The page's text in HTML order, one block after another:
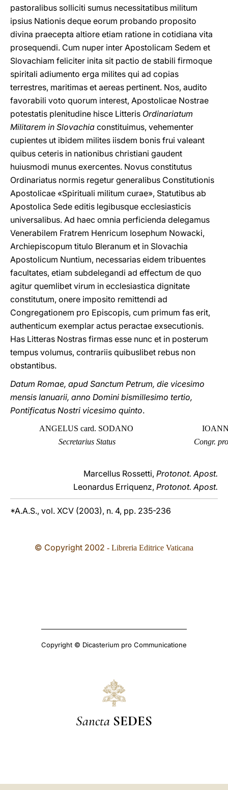
pastoralibus solliciti sumus necessitatibus militum
ipsius Nationis deque eorum probando proposito
divina praecepta altiore etiam ratione in cotidiana vita
prosequendi. Cum nuper inter Apostolicam Sedem et
Slovachiam feliciter inita sit pactio de stabili firmoque
spiritali adiumento erga milites qui ad copias
terrestres, maritimas et aereas pertinent. Nos, audito
favorabili voto quorum interest, Apostolicae Nostrae
potestatis plenitudine hisce Litteris Ordinariatum
Militarem in Slovachia constituimus, vehementer
cupientes ut ibidem milites iisdem bonis frui valeant
quibus ceteris in nationibus christiani gaudent
huiusmodi munus exercentes. Novus constitutus
Ordinariatus normis regetur generalibus Constitutionis
Apostolicae «Spirituali militum curae», Statutibus ab
Apostolica Sede editis legibusque ecclesiasticis
universalibus. Ad haec omnia perficienda delegamus
Venerabilem Fratrem Henricum Iosephum Nowacki,
Archiepiscopum titulo Bleranum et in Slovachia
Apostolicum Nuntium, necessarias eidem tribuentes
facultates, etiam subdelegandi ad effectum de quo
agitur quemlibet virum in ecclesiastica dignitate
constitutum, onere imposito remittendi ad
Congregationem pro Episcopis, cum primum fas erit,
authenticum exemplar actus peractae exsecutionis.
Has Litteras Nostras firmas esse nunc et in posterum
tempus volumus, contrariis quibuslibet rebus non
obstantibus.
Datum Romae, apud Sanctum Petrum, die vicesimo
mensis Ianuarii, anno Domini bismillesimo tertio,
Pontificatus Nostri vicesimo quinto.
ANGELUS card. SODANO
Secretarius Status
Congr.
Marcellus Rossetti, Protonot. Apost.
Leonardus Erriquenz, Protonot. Apost.
*A.A.S., vol. XCV (2003), n. 4, pp. 235-236
© Copyright 2002 - Libreria Editrice Vaticana
Copyright © Dicasterium pro Communicatione
Sancta SEDES